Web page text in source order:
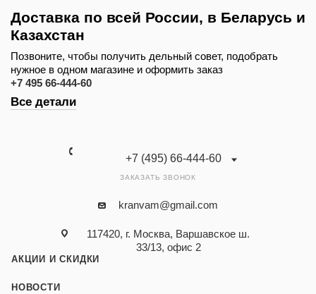
Доставка по всей России, в Беларусь и
Казахстан
Позвоните, чтобы получить дельный совет, подобрать
нужное в одном магазине и оформить заказ
+7 495 66-444-60
Все детали
+7 (495) 66-444-60
ЗАКАЗАТЬ ЗВОНОК
kranvam@gmail.com
117420, г. Москва, Варшавское ш.
33/13, офис 2
АКЦИИ И СКИДКИ
НОВОСТИ